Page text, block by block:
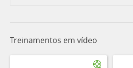
Treinamentos em vídeo